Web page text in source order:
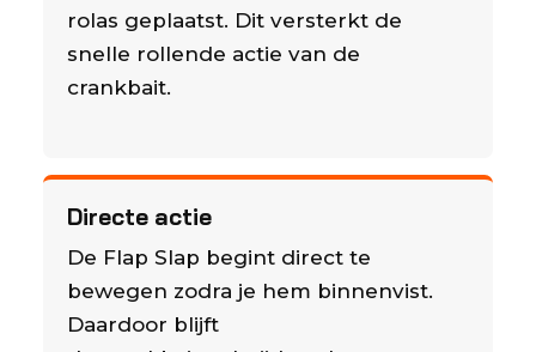
rolas geplaatst. Dit versterkt de
snelle rollende actie van de
crankbait.
Directe actie
De Flap Slap begint direct te
bewegen zodra je hem binnenvist.
Daardoor blijft